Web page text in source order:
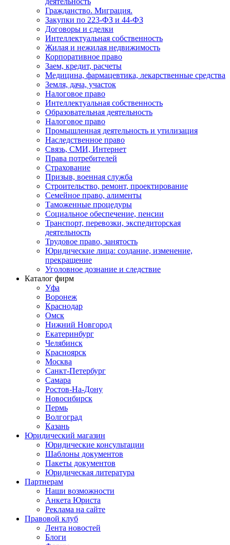
Гражданство. Миграция.
Закупки по 223-ФЗ и 44-ФЗ
Договоры и сделки
Интеллектуальная собственность
Жилая и нежилая недвижимость
Корпоративное право
Заем, кредит, расчеты
Медицина, фармацевтика, лекарственные средства
Земля, дача, участок
Налоговое право
Интеллектуальная собственность
Образовательная деятельность
Налоговое право
Промышленная деятельность и утилизация
Наследственное право
Связь, СМИ, Интернет
Права потребителей
Страхование
Призыв, военная служба
Строительство, ремонт, проектирование
Семейное право, алименты
Таможенные процедуры
Социальное обеспечение, пенсии
Транспорт, перевозки, экспедиторская
деятельность
Трудовое право, занятость
Юридические лица: создание, изменение,
прекращение
Уголовное дознание и следствие
Каталог фирм
Уфа
Воронеж
Краснодар
Омск
Нижний Новгород
Екатеринбург
Челябинск
Красноярск
Москва
Санкт-Петербург
Самара
Ростов-На-Дону
Новосибирск
Пермь
Волгоград
Казань
Юридический магазин
Юридические консультации
Шаблоны документов
Пакеты документов
Юридическая литература
Партнерам
Наши возможности
Анкета Юриста
Реклама на сайте
Правовой клуб
Лента новостей
Блоги